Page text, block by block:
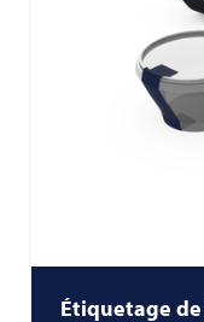
Étiquetage